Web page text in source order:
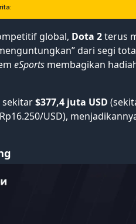
global, Dota 2terus
dari segi
eSports membagikan
sekitar$377,4 juta USD
USD),